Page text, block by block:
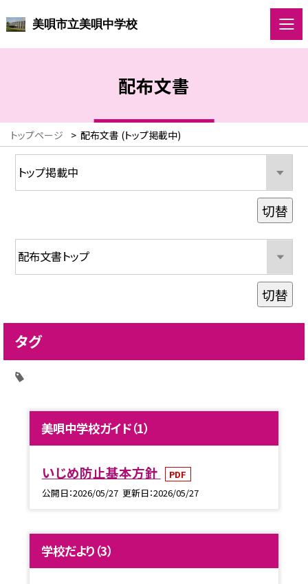
美唄市立美唄中学校
配布文書
トップページ > 配布文書 (トップ掲載中)
美唄中学校ガイド（1）
いじめ防止基本方針
PDF
公開日 2026/05/27 更新日 2026/05/27
学校だより（3）
切替
切替
タグ